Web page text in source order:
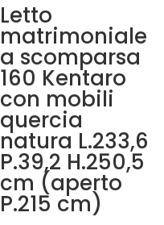
Letto
matrimoniale
a scomparsa
160 Kentaro
con mobili
quercia
natura L.233,6
P.39,2 H.250,5
cm (aperto
P.215 cm)